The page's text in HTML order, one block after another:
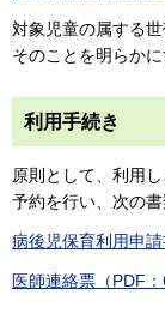
対象児童の属する
そのことを明らか
利用手続き
原則として、利用
予約を行い、次の書
病後児保育利用申請
医師連絡票（PDF：